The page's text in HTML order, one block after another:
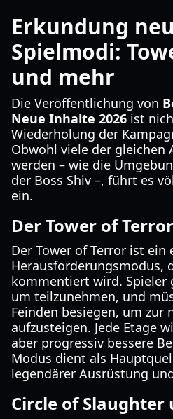
Erkundung
Spielmodi:
und mehr
Die Veröffentlichung von
Neue Inhalte 2026 ist
Wiederholung der
Obwohl viele der gleichen
werden – wie die
der Boss Shiv –, führt es
ein.
Der Tower of Terror
Der Tower of Terror ist ein
Herausforderungsmodus,
kommentiert wird. Spieler
um teilzunehmen, und
Feinden besiegen, um zur
aufzusteigen. Jede Etage
aber progressiv bessere
Modus dient als
legendärer Ausrüstung
Circle of Slaughter